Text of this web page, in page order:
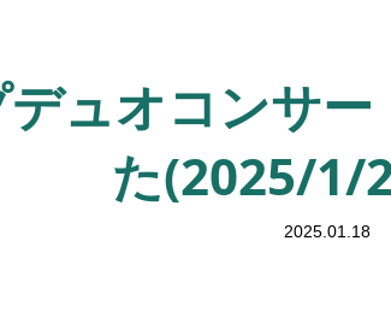
ュオコンサー
た(2025/1/
2025.01.18